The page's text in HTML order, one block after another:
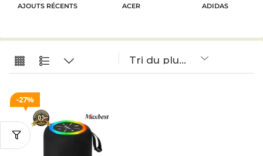
AJOUTS RÉCENTS ACER ADIDAS
27%